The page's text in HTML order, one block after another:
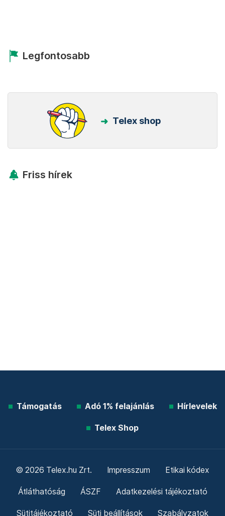
Legfontosabb
Telex shop
Friss hírek
Támogatás Adó 1% felajánlás Hírlevelek
Telex Shop
© 2026 Telex.hu Zrt. Impresszum Etikai kódex
Átláthatóság ÁSZF Adatkezelési tájékoztató
Sütitájékoztató Süti beállítások Szabályzatok